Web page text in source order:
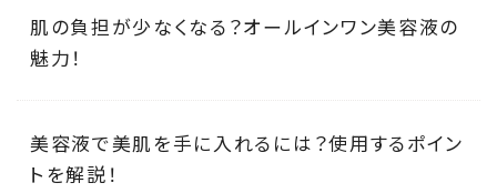
肌の負担が少なくなる？オールインワン美容液の
魅力！
美容液で美肌を手に入れるには？使用するポイン
トを解説！